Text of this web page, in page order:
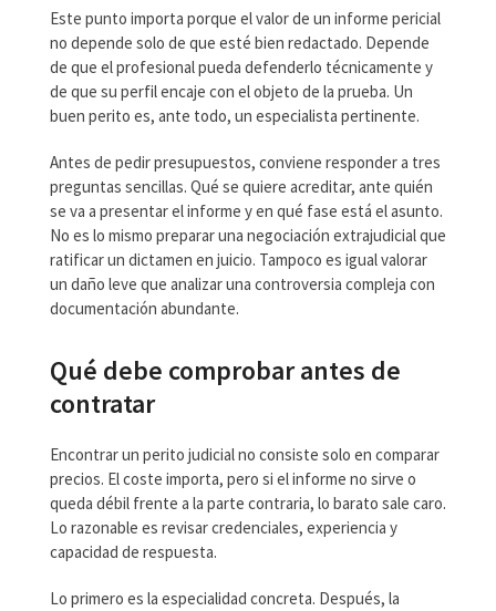
Este punto importa porque el valor de un informe pericial
no depende solo de que esté bien redactado. Depende
de que el profesional pueda defenderlo técnicamente y
de que su perfil encaje con el objeto de la prueba. Un
buen perito es, ante todo, un especialista pertinente.
Antes de pedir presupuestos, conviene responder a tres
preguntas sencillas. Qué se quiere acreditar, ante quién
se va a presentar el informe y en qué fase está el asunto.
No es lo mismo preparar una negociación extrajudicial que
ratificar un dictamen en juicio. Tampoco es igual valorar
un daño leve que analizar una controversia compleja con
documentación abundante.
Qué debe comprobar antes de
contratar
Encontrar un perito judicial no consiste solo en comparar
precios. El coste importa, pero si el informe no sirve o
queda débil frente a la parte contraria, lo barato sale caro.
Lo razonable es revisar credenciales, experiencia y
capacidad de respuesta.
Lo primero es la especialidad concreta. Después, la